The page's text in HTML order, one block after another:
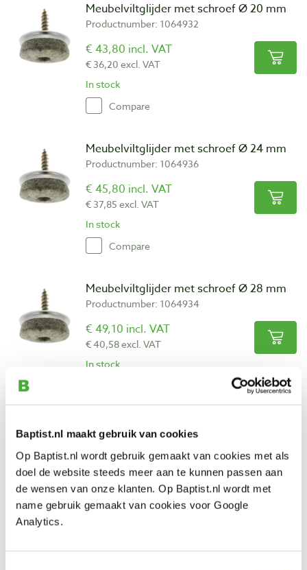
Baptist.nl maakt gebruik van cookies
Op Baptist.nl wordt gebruik gemaakt van cookies met als
doel de website steeds meer aan te kunnen passen aan
de wensen van onze klanten. Op Baptist.nl wordt met
name gebruik gemaakt van cookies voor Google
Analytics.
Meubelviltglijder met schroef Ø 20 mm
Productnumber: 1064932
€ 43,80 incl. VAT
€ 36,20 excl. VAT
In stock
Compare
Meubelviltglijder met schroef Ø 24 mm
Productnumber: 1064936
€ 45,80 incl. VAT
€ 37,85 excl. VAT
In stock
Compare
Meubelviltglijder met schroef Ø 28 mm
Productnumber: 1064934
€ 49,10 incl. VAT
€ 40,58 excl. VAT
In stock
Meubelnylonglijder met spijker Ø 20 mm
Productnumber: 423322
€ 0,50 incl. VAT
€ 0,41 excl. VAT
In stock